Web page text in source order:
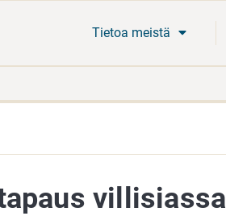
Tietoa meistä
villisiassa